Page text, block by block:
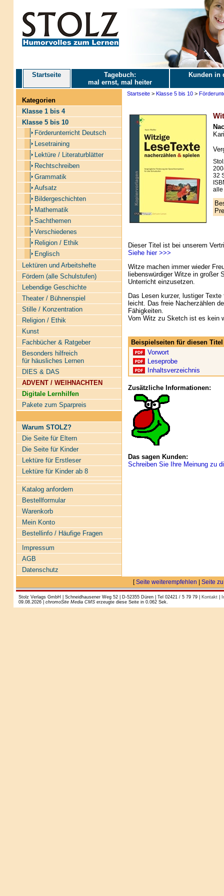
Startseite
Tagebuch:
mal ernst, mal heiter
Kunden in
Kategorien
Klasse 1 bis 4
Klasse 5 bis 10
Förderunterricht Deutsch
Lesetraining
Lektüre / Literaturblätter
Rechtschreiben
Grammatik
Aufsatz
Bildergeschichten
Mathematik
Sachthemen
Verschiedenes
Religion / Ethik
Englisch
Lektüren und Arbeitshefte
Fördern (alle Schulstufen)
Lebendige Geschichte
Theater / Bühnenspiel
Stille / Konzentration
Religion / Ethik
Kunst
Fachbücher & Ratgeber
Besonders hilfreich
für häusliches Lernen
DIES & DAS
ADVENT / WEIHNACHTEN
Digitale Lernhilfen
Pakete zum Sparpreis
Warum STOLZ?
Die Seite für Eltern
Die Seite für Kinder
Lektüre für Erstleser
Lektüre für Kinder ab 8
Katalog anfordern
Bestellformular
Warenkorb
Mein Konto
Bestellinfo / Häufige Fragen
Impressum
AGB
Datenschutz
Startseite> Klasse 5 bis 10>
32
alle
Dieser Titel ist bei unserem
Siehe hier >>>
Witze machen immer wieder
liebenswürdiger Witze in großer
Unterricht einzusetzen.
Das Lesen kurzer, lustiger
leicht. Das freie Nacherzählen
Fähigkeiten.
Vom Witz zu Sketch ist es kein
Beispielseiten für diesen
Vorwort
Leseprobe
Inhaltsverzeichnis
Zusätzliche Informationen:
Das sagen Kunden:
Schreiben Sie Ihre Meinung zu
[Seite weiterempfehlen Seite
Stolz Verlags GmbH | Schneidhausener Weg 52 | D-52355 Düren | Tel 02421 / 5 79 79 | Kontakt|
09.08.2026 | chromoSite Media CMSerzeugte diese Seite in 0.062 Sek.